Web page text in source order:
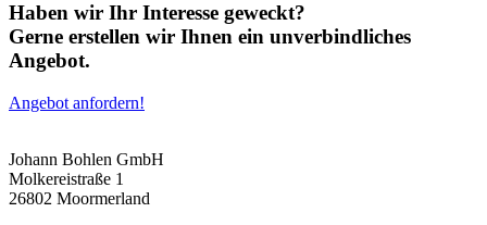
Haben wir Ihr Interesse geweckt?
Gerne erstellen wir Ihnen ein unverbindliches
Angebot.
Angebot anfordern!
Johann Bohlen GmbH
Molkereistraße 1
26802 Moormerland